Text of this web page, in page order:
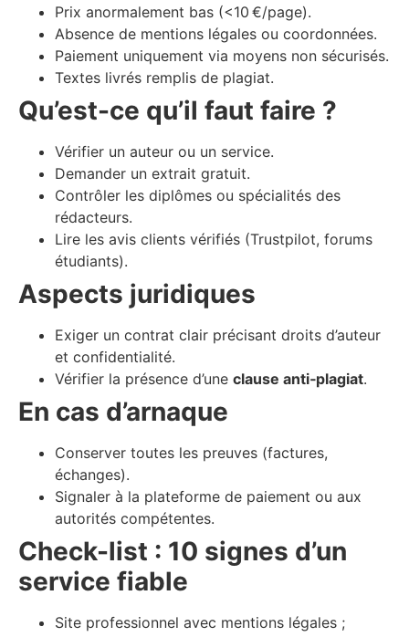
Prix anormalement bas (<10 €/page).
Absence de mentions légales ou coordonnées.
Paiement uniquement via moyens non sécurisés.
Textes livrés remplis de plagiat.
Qu’est-ce qu’il faut faire ?
Vérifier un auteur ou un service.
Demander un extrait gratuit.
Contrôler les diplômes ou spécialités des
rédacteurs.
Lire les avis clients vérifiés (Trustpilot, forums
étudiants).
Aspects juridiques
Exiger un contrat clair précisant droits d’auteur
et confidentialité.
Vérifier la présence d’une clause anti‑plagiat.
En cas d’arnaque
Conserver toutes les preuves (factures,
échanges).
Signaler à la plateforme de paiement ou aux
autorités compétentes.
Check-list : 10 signes d’un
service fiable
Site professionnel avec mentions légales ;